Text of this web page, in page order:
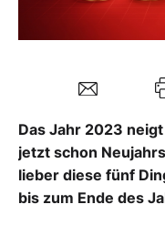
Das Jahr 2023
jetzt schon
lieber diese fünf
bis zum Ende des